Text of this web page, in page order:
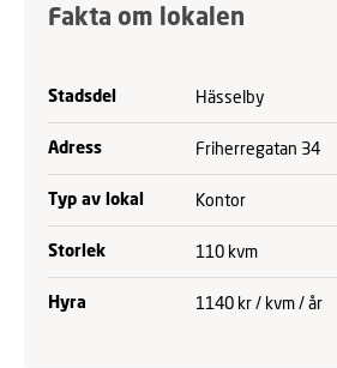
Fakta om lokalen
Stadsdel Hässelby
Adress Friherregatan 34
Typ av lokal Kontor
Storlek 110 kvm
Hyra 1140 kr / kvm / år